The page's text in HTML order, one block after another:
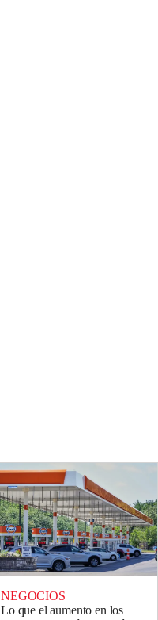
NEGOCIOS
Lo que el aumento en los